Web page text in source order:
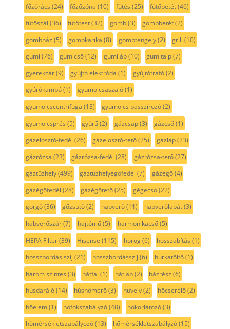
főzőrács (24) főzőzóna (10) fűtés (25) fűtőbetét(46)
fűtőszál (36) fűtőtest(32) gomb(3) gombbetét(2)
gombház (5) gombkarika (8) gombtengely(2) grill (10)
gumi (76) gumicső(12) gumiláb(10) gumitalp(7)
gyerekzár(9) gyújtó elektróda (1) gyújtótrafó(2)
gyúrókampó(1) gyümölcsaszaló(1)
gyümölcscentrifuga (13) gyümölcs passzírozó(2)
gyümölcsprés (5) gyűrű(2) gázcsap(3) gázcső(1)
gázelosztó-fedél (26) gázelosztó-tető(25) gázlap(23)
gázrózsa (23) gázrózsa-fedél (28) gázrózsa-tető(27)
gáztűzhely(499) gáztűzhelyégőfedél (7) gázégő(4)
gázégőfedél (28) gázégőtető(25) gégecső(22)
görgő(36) gőzsütő(2) habverő(11) habverőlapát(3)
habverőszár(7) hajtómű(5) harmonikacső(5)
HEPA Filter(39) Hisense (115) horog(6) hosszabítás (1)
hosszbordás szíj (21) hosszbordásszíj (6) hurkatöltő(1)
három szintes (3) hátfal (1) hátlap(2) házrész (6)
húsdaráló(14) húshőmérő(3) hüvely(2) hőcserélő(2)
hőelem(1) hőfokszabályzó(48) hőkorlátozó(3)
hőmérsékletszabályozó(13) hőmérsékletszabályzó(15)